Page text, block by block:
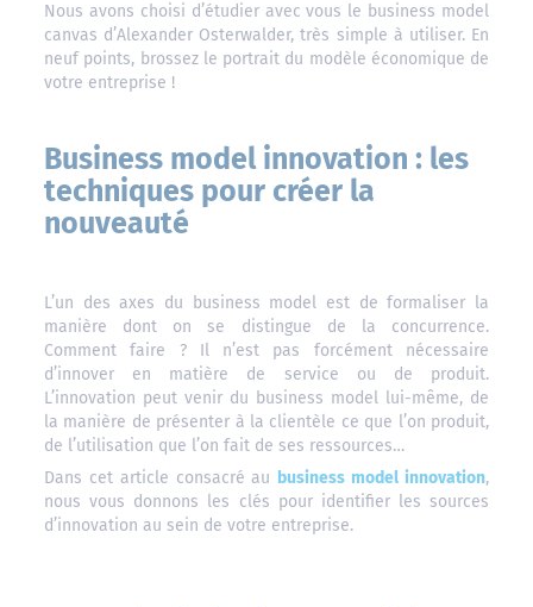
Nous avons choisi d’étudier avec vous le business model
canvas d’Alexander Osterwalder, très simple à utiliser. En
neuf points, brossez le portrait du modèle économique de
votre entreprise !
Business model innovation : les
techniques pour créer la
nouveauté
L’un des axes du business model est de formaliser la
manière dont on se distingue de la concurrence.
Comment faire ? Il n’est pas forcément nécessaire
d’innover en matière de service ou de produit.
L’innovation peut venir du business model lui-même, de
la manière de présenter à la clientèle ce que l’on produit,
de l’utilisation que l’on fait de ses ressources…
Dans cet article consacré au business model innovation,
nous vous donnons les clés pour identifier les sources
d’innovation au sein de votre entreprise.